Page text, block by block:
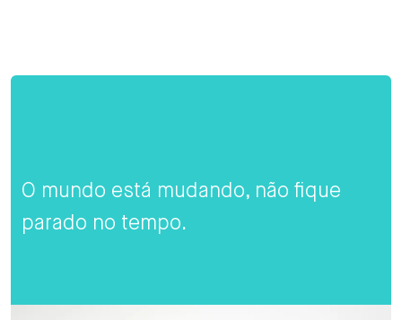
O mundo está mudando, não fique
parado no tempo.